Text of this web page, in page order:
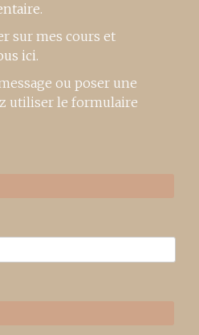
.
sur mes cours et
ici.
ou poser une
utiliser le formulaire